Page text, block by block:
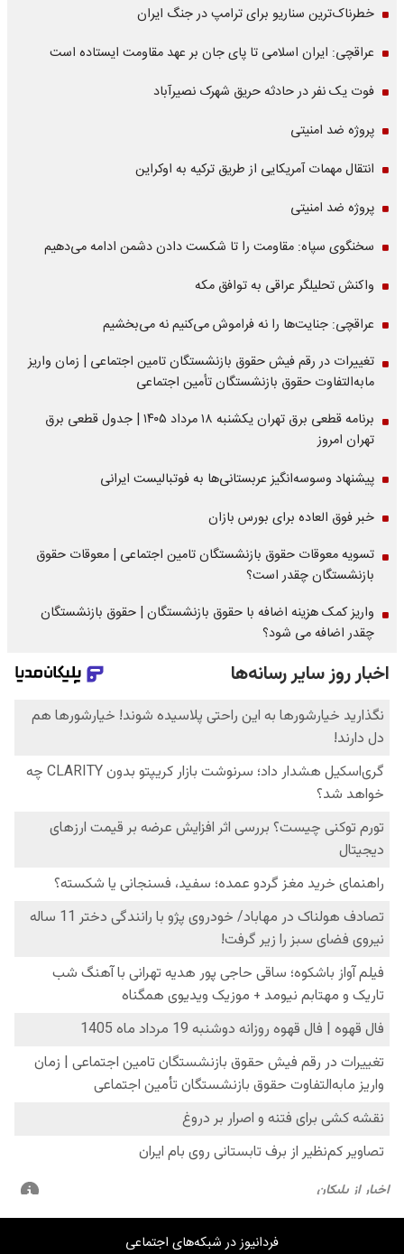
خطرناک‌ترین سناریو برای ترامپ در جنگ ایران
عراقچی: ایران اسلامی تا پای جان بر عهد مقاومت ایستاده است
فوت یک نفر در حادثه حریق شهرک نصیرآباد
پروژه ضد امنیتی
انتقال مهمات آمریکایی از طریق ترکیه به اوکراین
پروژه ضد امنیتی
سخنگوی سپاه: مقاومت را تا شکست دادن دشمن ادامه می‌دهیم
واکنش تحلیلگر عراقی به توافق مکه
عراقچی: جنایت‌ها را نه فراموش می‌کنیم نه می‌بخشیم
تغییرات در رقم فیش حقوق بازنشستگان تامین اجتماعی | زمان واریز
مابه‌التفاوت حقوق بازنشستگان تأمین اجتماعی
برنامه قطعی برق تهران یکشنبه ۱۸ مرداد ۱۴۰۵ | جدول قطعی برق
تهران امروز
پیشنهاد وسوسه‌انگیز عربستانی‌ها به فوتبالیست ایرانی
خبر فوق العاده برای بورس بازان
تسویه معوقات حقوق بازنشستگان تامین اجتماعی | معوقات حقوق
بازنشستگان چقدر است؟
واریز کمک هزینه اضافه با حقوق بازنشستگان | حقوق بازنشستگان
چقدر اضافه می شود؟
فردانیوز در شبکه‌های اجتماعی